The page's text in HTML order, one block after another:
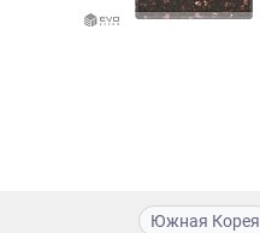
Южная Корея